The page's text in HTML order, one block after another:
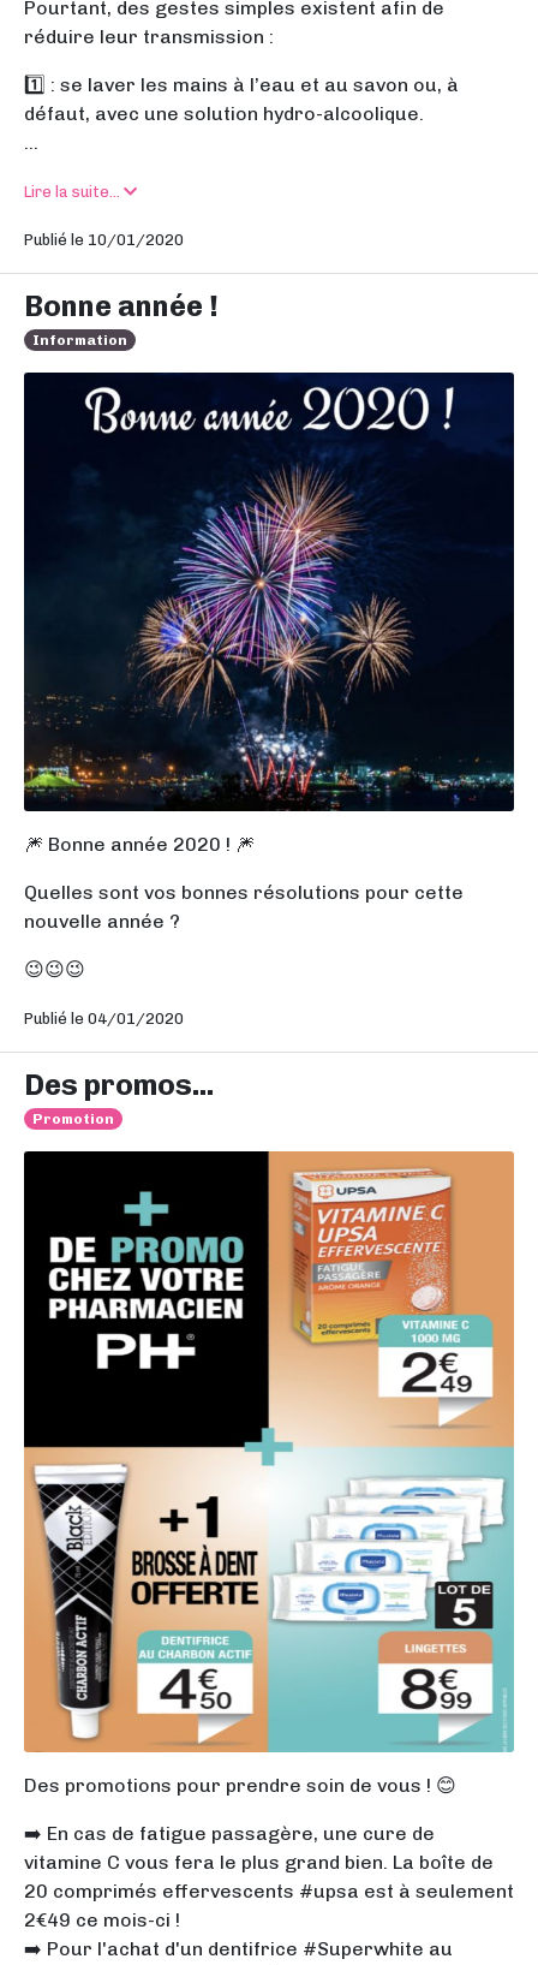
Pourtant, des gestes simples existent afin de
réduire leur transmission :
1️⃣ : se laver les mains à l’eau et au savon ou, à
défaut, avec une solution hydro-alcoolique.
...
Lire la suite...
Publié le 10/01/2020
Bonne année !
Information
🎆 Bonne année 2020 ! 🎆
Quelles sont vos bonnes résolutions pour cette
nouvelle année ?
😉😉😉
Publié le 04/01/2020
Des promos...
Promotion
Des promotions pour prendre soin de vous ! 😊
➡️ En cas de fatigue passagère, une cure de
vitamine C vous fera le plus grand bien. La boîte de
20 comprimés effervescents #upsa est à seulement
2€49 ce mois-ci !
➡️ Pour l'achat d'un dentifrice #Superwhite au